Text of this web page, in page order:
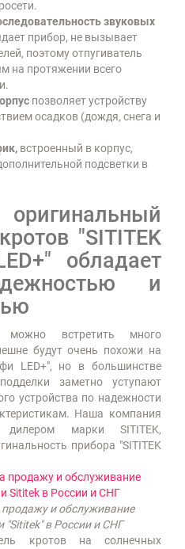
звуковых
прибор, не вызывает
поэтому отпугиватель
на протяжении всего
позволяет устройству
осадков (дождя, снега и
встроенный в корпус,
подсветки в
"SITITEK
обладает
и
встретить много
будут очень похожи на
LED+", но в большинстве
заметно уступают
устройства по надежности
Наша компания
дилером марки SITITEK,
прибора "SITITEK
и обслуживание
"Sititek" в России и СНГ
кротов на солнечных